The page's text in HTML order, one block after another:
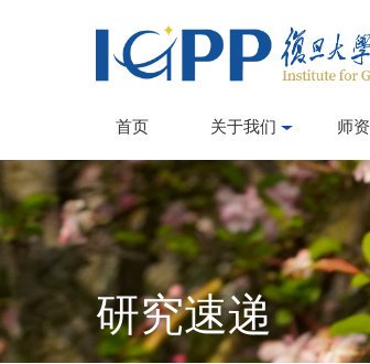
首页 关于我们 师资
研究速递